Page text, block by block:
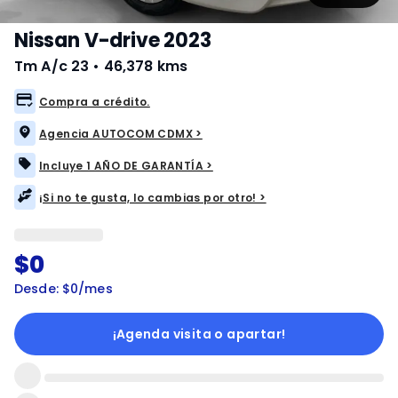
Nissan V-drive 2023
Tm A/c 23 • 46,378 kms
Compra a crédito.
Agencia AUTOCOM CDMX >
Incluye 1 AÑO DE GARANTÍA >
¡Si no te gusta, lo cambias por otro! >
$0
Desde: $0/mes
¡Agenda visita o apartar!